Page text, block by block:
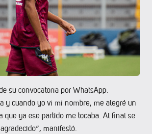
su convocatoria por WhatsApp.
y cuando yo vi mi nombre, me alegré un
que ya ese partido me tocaba. Al final se
manifestó.